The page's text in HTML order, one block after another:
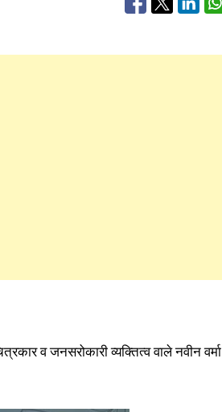
व जनसरोकारी व्यक्तित्व वाले नवीन वर्मा